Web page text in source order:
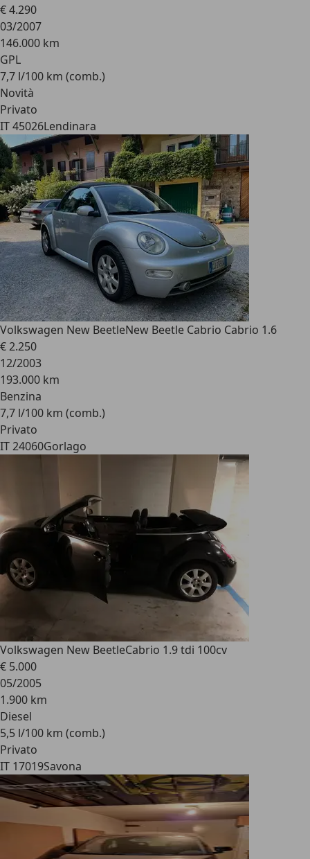
€ 4.290
03/2007
146.000 km
GPL
7,7 l/100 km (comb.)
Novità
Privato
IT 45026Lendinara
Volkswagen New BeetleNew Beetle Cabrio Cabrio 1.6
€ 2.250
12/2003
193.000 km
Benzina
7,7 l/100 km (comb.)
Privato
IT 24060Gorlago
Volkswagen New BeetleCabrio 1.9 tdi 100cv
€ 5.000
05/2005
1.900 km
Diesel
5,5 l/100 km (comb.)
Privato
IT 17019Savona